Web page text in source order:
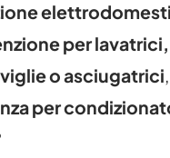
per
o asciugatrici,
per